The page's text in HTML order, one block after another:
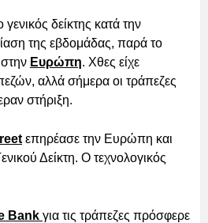
γενικός δείκτης κατά την
της εβδομάδας, παρά το
Ευρώπη. Χθες είχε
αλλά σήμερα οι τράπεζες
στήριξη.
επηρέασε την Ευρώπη και
Δείκτη. Ο τεχνολογικός
Bank για τις τράπεζες πρόσφερε